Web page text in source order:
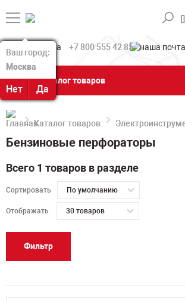
Ваш город:
Москва
Нет Да
Ваш город:
Москва
Нет Да
+7 800 555 42 85
Каталог товаров
Каталог товаров
Бензиновые перфораторы
Всего 1 товаров в разделе
Сортировать По умолчанию
Отображать 30 товаров
Фильтр